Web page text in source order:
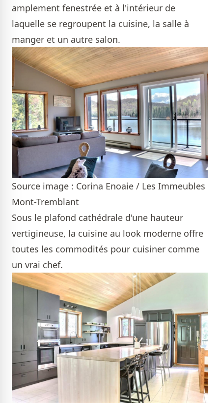
amplement fenestrée et à l'intérieur de
laquelle se regroupent la cuisine, la salle à
manger et un autre salon.
Source image : Corina Enoaie / Les Immeubles
Mont-Tremblant
Sous le plafond cathédrale d'une hauteur
vertigineuse, la cuisine au look moderne offre
toutes les commodités pour cuisiner comme
un vrai chef.